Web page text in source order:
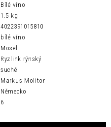
Bílé víno
1.5 kg
4022391015810
bílé víno
Mosel
Ryzlink rýnský
suché
Markus Molitor
Německo
6